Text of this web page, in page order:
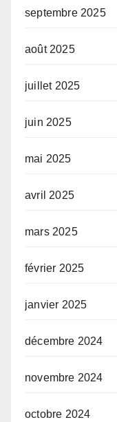
septembre 2025
août 2025
juillet 2025
juin 2025
mai 2025
avril 2025
mars 2025
février 2025
janvier 2025
décembre 2024
novembre 2024
octobre 2024